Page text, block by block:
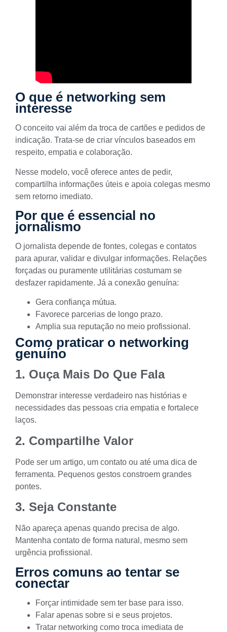
O que é networking sem
interesse
O conceito vai além da troca de cartões e pedidos de
indicação. Trata-se de criar vínculos baseados em
respeito, empatia e colaboração.
Nesse modelo, você oferece antes de pedir,
compartilha informações úteis e apoia colegas mesmo
sem retorno imediato.
Por que é essencial no
jornalismo
O jornalista depende de fontes, colegas e contatos
para apurar, validar e divulgar informações. Relações
forçadas ou puramente utilitárias costumam se
desfazer rapidamente. Já a conexão genuína:
Gera confiança mútua.
Favorece parcerias de longo prazo.
Amplia sua reputação no meio profissional.
Como praticar o networking
genuíno
1. Ouça Mais Do Que Fala
Demonstrar interesse verdadeiro nas histórias e
necessidades das pessoas cria empatia e fortalece
laços.
2. Compartilhe Valor
Pode ser um artigo, um contato ou até uma dica de
ferramenta. Pequenos gestos constroem grandes
pontes.
3. Seja Constante
Não apareça apenas quando precisa de algo.
Mantenha contato de forma natural, mesmo sem
urgência profissional.
Erros comuns ao tentar se
conectar
Forçar intimidade sem ter base para isso.
Falar apenas sobre si e seus projetos.
Tratar networking como troca imediata de